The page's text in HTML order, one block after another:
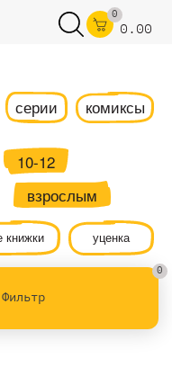
0
0.00
серии комиксы
10-12
взрослым
книжки уценка
0